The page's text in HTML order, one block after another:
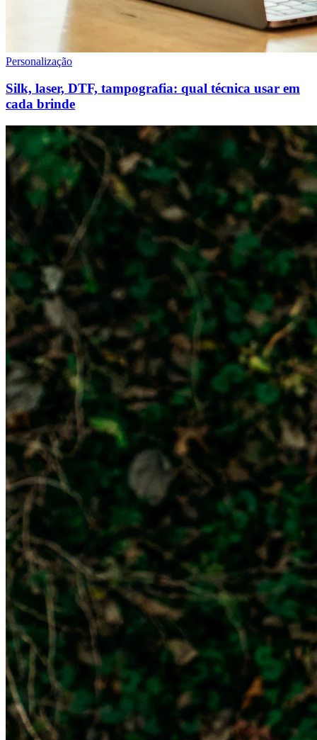
Personalização
Silk, laser, DTF, tampografia: qual técnica usar em
cada brinde